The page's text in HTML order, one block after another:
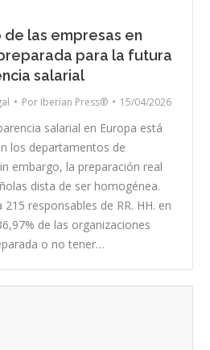
de las empresas en
para la futura
salarial
Por Iberian Press® 15/04/2026
salarial en Europa está
los departamentos de
embargo, la preparación real
dista de ser homogénea.
responsables de RR. HH. en
de las organizaciones
o no tener…